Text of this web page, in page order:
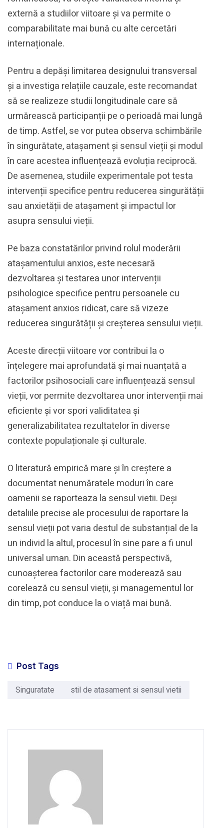
externă a studiilor viitoare și va permite o
comparabilitate mai bună cu alte cercetări
internaționale.
Pentru a depăși limitarea designului transversal
și a investiga relațiile cauzale, este recomandat
să se realizeze studii longitudinale care să
urmărească participanții pe o perioadă mai lungă
de timp. Astfel, se vor putea observa schimbările
în singurătate, atașament și sensul vieții și modul
în care acestea influențează evoluția reciprocă.
De asemenea, studiile experimentale pot testa
intervenții specifice pentru reducerea singurătății
sau anxietății de atașament și impactul lor
asupra sensului vieții.
Pe baza constatărilor privind rolul moderării
atașamentului anxios, este necesară
dezvoltarea și testarea unor intervenții
psihologice specifice pentru persoanele cu
atașament anxios ridicat, care să vizeze
reducerea singurătății și creșterea sensului vieții.
Aceste direcții viitoare vor contribui la o
înțelegere mai aprofundată și mai nuanțată a
factorilor psihosociali care influențează sensul
vieții, vor permite dezvoltarea unor intervenții mai
eficiente și vor spori validitatea și
generalizabilitatea rezultatelor în diverse
contexte populaționale și culturale.
O literatură empirică mare și în creștere a
documentat nenumăratele moduri în care
oamenii se raporteaza la sensul vietii. Deși
detaliile precise ale procesului de raportare la
sensul vieţii pot varia destul de substanțial de la
un individ la altul, procesul în sine pare a fi unul
universal uman. Din această perspectivă,
cunoașterea factorilor care moderează sau
corelează cu sensul vieţii, şi managementul lor
din timp, pot conduce la o viață mai bună.
Post Tags
Singuratate stil de atasament si sensul vietii